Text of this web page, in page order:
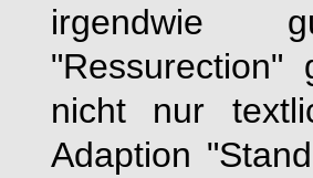
irgendwie
nicht nur
Adaption